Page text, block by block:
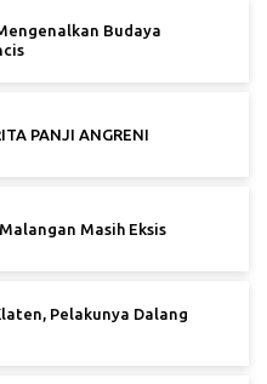
Budaya
PANJI ANGRENI
Masih Eksis
Pelakunya Dalang